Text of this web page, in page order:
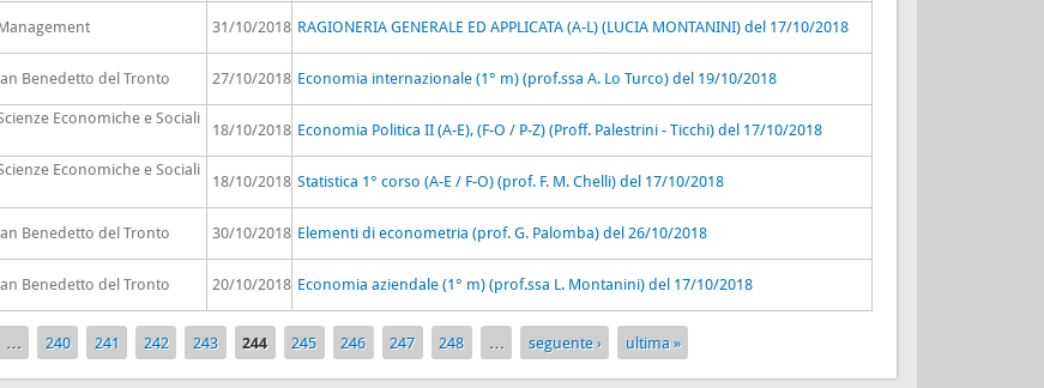
31/10/2018 RAGIONERIA GENERALE ED APPLICATA (A-L) (LUCIA MONTANINI) del 17/10/2018
Benedetto del Tronto 27/10/2018 Economia internazionale (1° m) (prof.ssa A. Lo Turco) del 19/10/2018
Economiche e Sociali
18/10/2018 Economia Politica II (A-E), (F-O / P-Z) (Proff. Palestrini - Ticchi) del 17/10/2018
Economiche e Sociali
18/10/2018 Statistica 1° corso (A-E / F-O) (prof. F. M. Chelli) del 17/10/2018
Benedetto del Tronto 30/10/2018 Elementi di econometria (prof. G. Palomba) del 26/10/2018
Benedetto del Tronto 20/10/2018 Economia aziendale (1° m) (prof.ssa L. Montanini) del 17/10/2018
… 240 241 242 243 244 245 246 247 248 … seguente › ultima »